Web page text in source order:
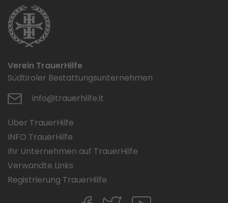
Verein TrauerHilfe
Südtiroler Bestattungsunternehmen
info@trauerhilfe.it
Über TrauerHilfe
INFO TrauerHilfe
Ihr Unternehmen auf TrauerHilfe
Verwandte Links
Registrierung TrauerHilfe